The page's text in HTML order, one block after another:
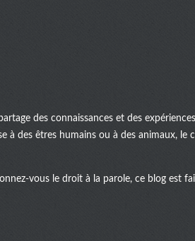
des connaissances et des
à des êtres humains ou à des animaux, le
vous le droit à la parole, ce blog est